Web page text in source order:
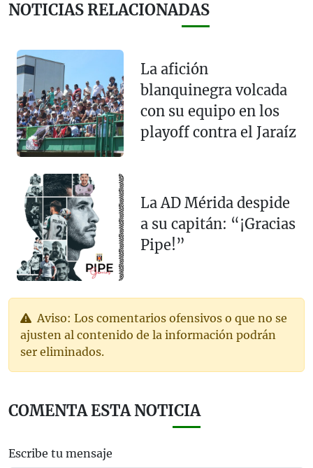
NOTICIAS RELACIONADAS
La afición
blanquinegra volcada
con su equipo en los
playoff contra el Jaraíz
La AD Mérida despide
a su capitán: “¡Gracias
Pipe!”
Aviso: Los comentarios ofensivos o que no se
ajusten al contenido de la información podrán
ser eliminados.
COMENTA ESTA NOTICIA
Escribe tu mensaje